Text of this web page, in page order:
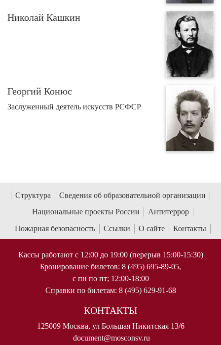
Николай Кашкин
Георгий Конюс
Заслуженный деятель искусств РСФСР
Структура
Сведения об образовательной организации
Национальные проекты России
Антитеррор
Пожарная безопасность
Ссылки О сайте Контакты
Кассы работают с 12:00 до 19:00 (перерыв 15:00-15:30)
Бронирование билетов: 8 (495) 695-89-05,
с пн по пт; 12:00-18:00
Справки по билетам: 8 (495) 629-91-68
КОНТАКТЫ
125009 Москва, ул Большая Никитская 13/6
document@mosconsv.ru